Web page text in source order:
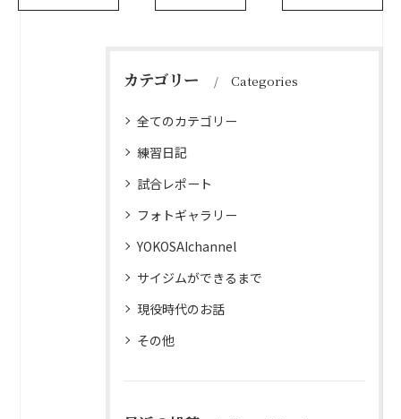
カテゴリー Categories
全てのカテゴリー
練習日記
試合レポート
フォトギャラリー
YOKOSAIchannel
サイジムができるまで
現役時代のお話
その他